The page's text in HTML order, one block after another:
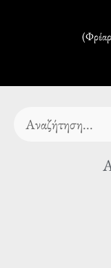
Search